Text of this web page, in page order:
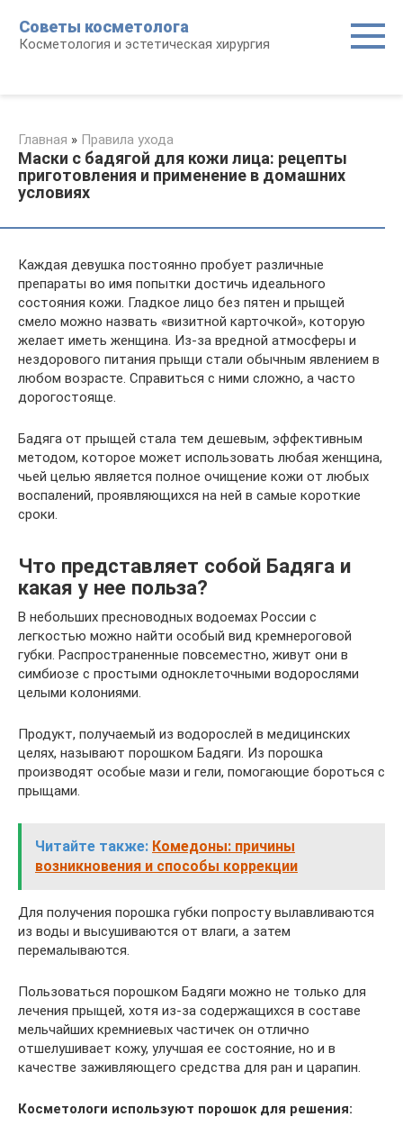
контенту
Советы косметолога
Косметология и эстетическая хирургия
Главная » Правила ухода
Маски с бадягой для кожи лица: рецепты
приготовления и применение в домашних
условиях
Каждая девушка постоянно пробует различные
препараты во имя попытки достичь идеального
состояния кожи. Гладкое лицо без пятен и прыщей
смело можно назвать «визитной карточкой», которую
желает иметь женщина. Из-за вредной атмосферы и
нездорового питания прыщи стали обычным явлением в
любом возрасте. Справиться с ними сложно, а часто
дорогостояще.
Бадяга от прыщей стала тем дешевым, эффективным
методом, которое может использовать любая женщина,
чьей целью является полное очищение кожи от любых
воспалений, проявляющихся на ней в самые короткие
сроки.
Что представляет собой Бадяга и
какая у нее польза?
В небольших пресноводных водоемах России с
легкостью можно найти особый вид кремнероговой
губки. Распространенные повсеместно, живут они в
симбиозе с простыми одноклеточными водорослями
целыми колониями.
Продукт, получаемый из водорослей в медицинских
целях, называют порошком Бадяги. Из порошка
производят особые мази и гели, помогающие бороться с
прыщами.
Читайте также: Комедоны: причины
возникновения и способы коррекции
Для получения порошка губки попросту вылавливаются
из воды и высушиваются от влаги, а затем
перемалываются.
Пользоваться порошком Бадяги можно не только для
лечения прыщей, хотя из-за содержащихся в составе
мельчайших кремниевых частичек он отлично
отшелушивает кожу, улучшая ее состояние, но и в
качестве заживляющего средства для ран и царапин.
Косметологи используют порошок для решения: